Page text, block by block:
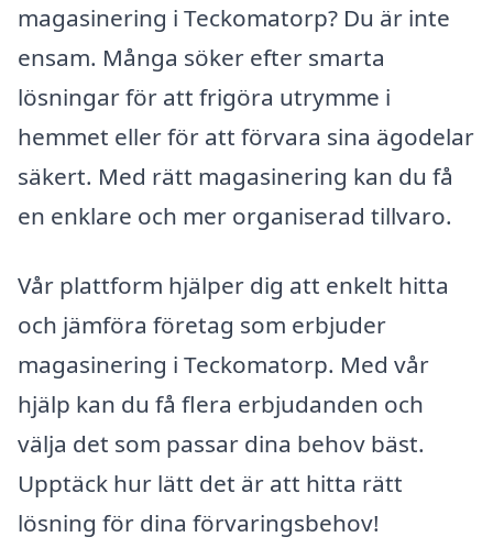
magasinering i Teckomatorp? Du är inte
ensam. Många söker efter smarta
lösningar för att frigöra utrymme i
hemmet eller för att förvara sina ägodelar
säkert. Med rätt magasinering kan du få
en enklare och mer organiserad tillvaro.
Vår plattform hjälper dig att enkelt hitta
och jämföra företag som erbjuder
magasinering i Teckomatorp. Med vår
hjälp kan du få flera erbjudanden och
välja det som passar dina behov bäst.
Upptäck hur lätt det är att hitta rätt
lösning för dina förvaringsbehov!